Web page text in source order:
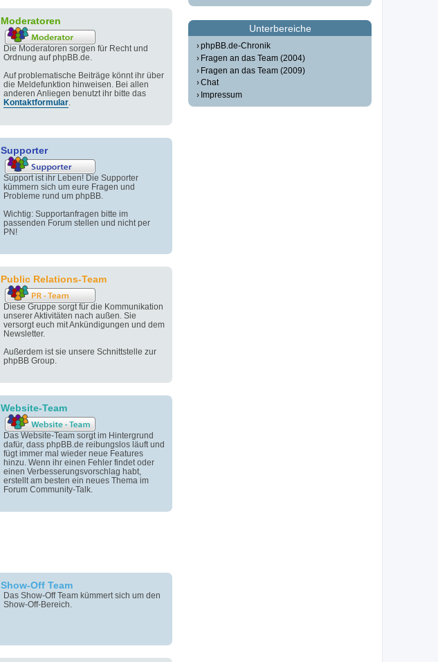
Moderatoren
Die Moderatoren sorgen für Recht und
Ordnung auf phpBB.de.
Auf problematische Beiträge könnt ihr über
die Meldefunktion hinweisen. Bei allen
anderen Anliegen benutzt ihr bitte das
Kontaktformular.
Supporter
Support ist ihr Leben! Die Supporter
kümmern sich um eure Fragen und
Probleme rund um phpBB.
Wichtig: Supportanfragen bitte im
passenden Forum stellen und nicht per
PN!
Public Relations-Team
Diese Gruppe sorgt für die Kommunikation
unserer Aktivitäten nach außen. Sie
versorgt euch mit Ankündigungen und dem
Newsletter.
Außerdem ist sie unsere Schnittstelle zur
phpBB Group.
Website-Team
Das Website-Team sorgt im Hintergrund
dafür, dass phpBB.de reibungslos läuft und
fügt immer mal wieder neue Features
hinzu. Wenn ihr einen Fehler findet oder
einen Verbesserungsvorschlag habt,
erstellt am besten ein neues Thema im
Forum Community-Talk.
Show-Off Team
Das Show-Off Team kümmert sich um den
Show-Off-Bereich.
Unterbereiche
phpBB.de-Chronik
Fragen an das Team (2004)
Fragen an das Team (2009)
Chat
Impressum